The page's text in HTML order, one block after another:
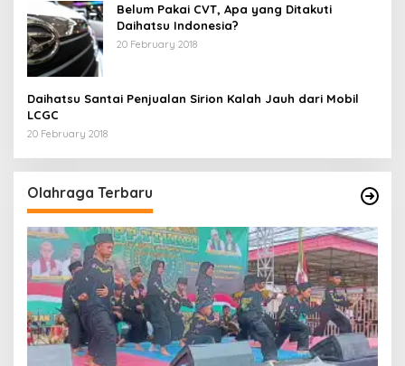
Belum Pakai CVT, Apa yang Ditakuti
Daihatsu Indonesia?
20 February 2018
Daihatsu Santai Penjualan Sirion Kalah Jauh dari Mobil
LCGC
20 February 2018
Olahraga Terbaru